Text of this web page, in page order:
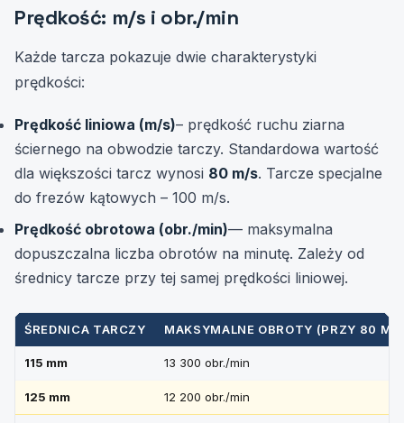
Prędkość: m/s i obr./min
Każde tarcza pokazuje dwie charakterystyki
prędkości:
Prędkość liniowa (m/s)– prędkość ruchu ziarna
ściernego na obwodzie tarczy. Standardowa wartość
dla większości tarcz wynosi 80 m/s. Tarcze specjalne
do frezów kątowych – 100 m/s.
Prędkość obrotowa (obr./min)— maksymalna
dopuszczalna liczba obrotów na minutę. Zależy od
średnicy tarcze przy tej samej prędkości liniowej.
ŚREDNICA TARCZY MAKSYMALNE OBROTY (PRZY 80 M/
115 mm 13 300 obr./min
125 mm 12 200 obr./min